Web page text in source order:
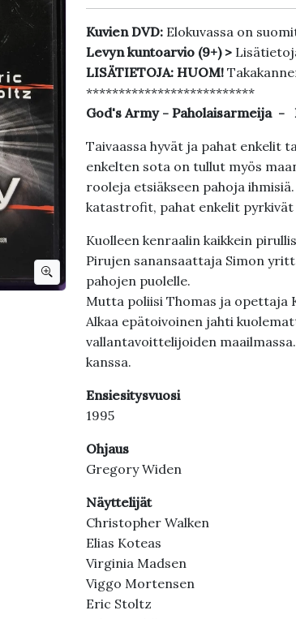
Kuvien DVD: Elokuvassa on
Levyn kuntoarvio (9+) >
LISÄTIETOJA: HUOM!
**************************
God's Army - Paholaisarmeija -
Taivaassa hyvät ja pahat enkelit
enkelten sota on tullut myös
rooleja etsiäkseen pahoja
katastrofit, pahat enkelit pyrkivät
Kuolleen kenraalin kaikkein
Pirujen sanansaattaja Simon
pahojen puolelle.
Mutta poliisi Thomas ja opettaja
Alkaa epätoivoinen jahti
vallantavoittelijoiden
kanssa.
Ensiesitysvuosi
1995
Ohjaus
Gregory Widen
Näyttelijät
Christopher Walken
Elias Koteas
Virginia Madsen
Viggo Mortensen
Eric Stoltz